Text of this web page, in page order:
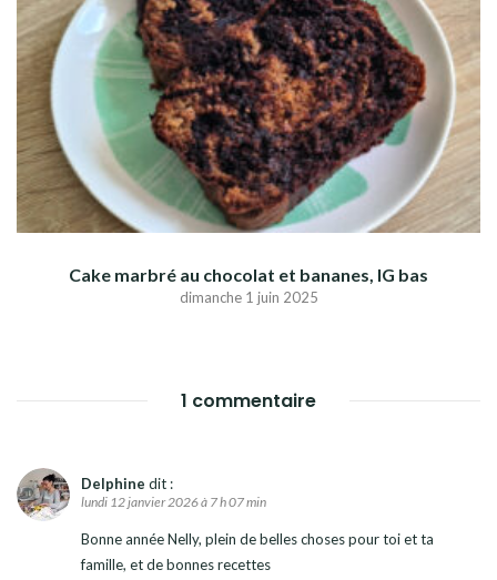
Cake marbré au chocolat et bananes, IG bas
dimanche 1 juin 2025
1 commentaire
Delphine dit :
lundi 12 janvier 2026 à 7 h 07 min
Bonne année Nelly, plein de belles choses pour toi et ta
famille, et de bonnes recettes